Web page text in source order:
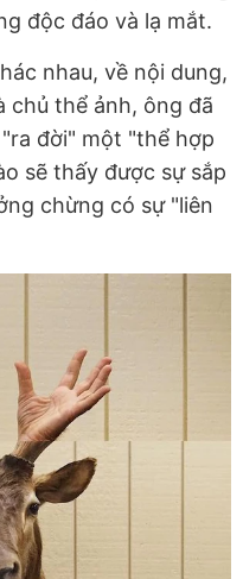
độc đáo và lạ mắt.
nhau, về nội dung,
chủ thể ảnh, ông đã
đời" một "thể hợp
sẽ thấy được sự sắp
chừng có sự "liên